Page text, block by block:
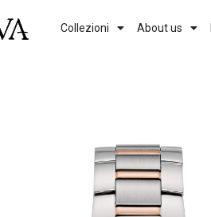
Collezioni
Vedi tutti i modelli
About us